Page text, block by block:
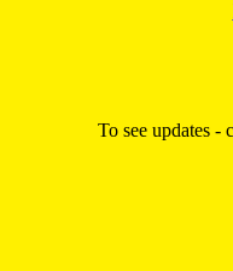
To see updates -